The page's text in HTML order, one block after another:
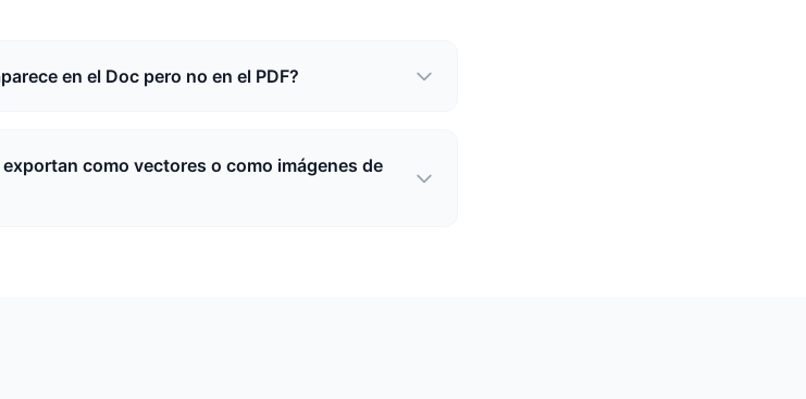
en el Doc pero no en el PDF?
como vectores o como imágenes de